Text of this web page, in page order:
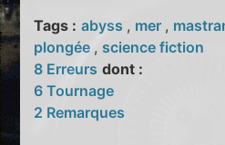
Tags : abyss , mer ,
plongée , science fiction
8 Erreurs dont :
6 Tournage
2 Remarques